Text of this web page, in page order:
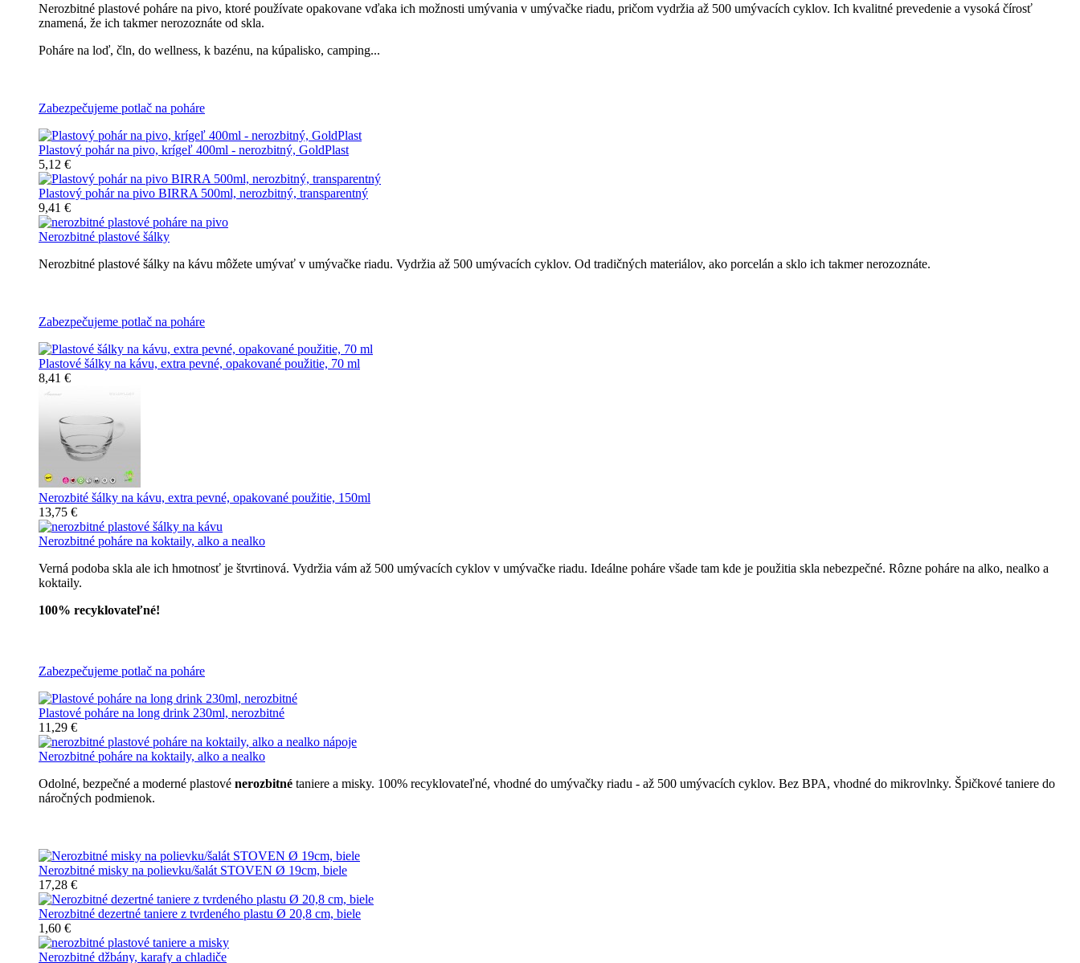
Nerozbitné plastové poháre na pivo, ktoré používate opakovane vďaka ich možnosti umývania v umývačke riadu, pričom vydržia až 500 umývacích cyklov. Ich kvalitné prevedenie a vysoká čírosť
znamená, že ich takmer nerozoznáte od skla.
Poháre na loď, čln, do wellness, k bazénu, na kúpalisko, camping...
Zabezpečujeme potlač na poháre
Plastový pohár na pivo, krígeľ 400ml - nerozbitný, GoldPlast
5,12 €
Plastový pohár na pivo BIRRA 500ml, nerozbitný, transparentný
9,41 €
Nerozbitné plastové šálky
Nerozbitné plastové šálky na kávu môžete umývať v umývačke riadu. Vydržia až 500 umývacích cyklov. Od tradičných materiálov, ako porcelán a sklo ich takmer nerozoznáte.
Zabezpečujeme potlač na poháre
Plastové šálky na kávu, extra pevné, opakované použitie, 70 ml
8,41 €
Nerozbité šálky na kávu, extra pevné, opakované použitie, 150ml
13,75 €
Nerozbitné poháre na koktaily, alko a nealko
Verná podoba skla ale ich hmotnosť je štvrtinová. Vydržia vám až 500 umývacích cyklov v umývačke riadu. Ideálne poháre všade tam kde je použitia skla nebezpečné. Rôzne poháre na alko, nealko a
koktaily.
100% recyklovateľné!
Zabezpečujeme potlač na poháre
Plastové poháre na long drink 230ml, nerozbitné
11,29 €
Nerozbitné poháre na koktaily, alko a nealko
Odolné, bezpečné a moderné plastové nerozbitné taniere a misky. 100% recyklovateľné, vhodné do umývačky riadu - až 500 umývacích cyklov. Bez BPA, vhodné do mikrovlnky. Špičkové taniere do
náročných podmienok.
Nerozbitné misky na polievku/šalát STOVEN Ø 19cm, biele
17,28 €
Nerozbitné dezertné taniere z tvrdeného plastu Ø 20,8 cm, biele
1,60 €
Nerozbitné džbány, karafy a chladiče